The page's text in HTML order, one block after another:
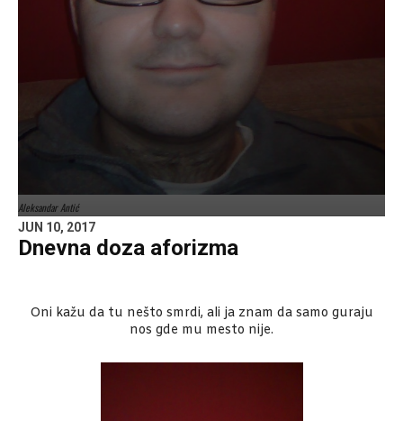
Aleksandar Antić
JUN 10, 2017
Dnevna doza aforizma
Oni kažu da tu nešto smrdi, ali ja znam da samo guraju
nos gde mu mesto nije.